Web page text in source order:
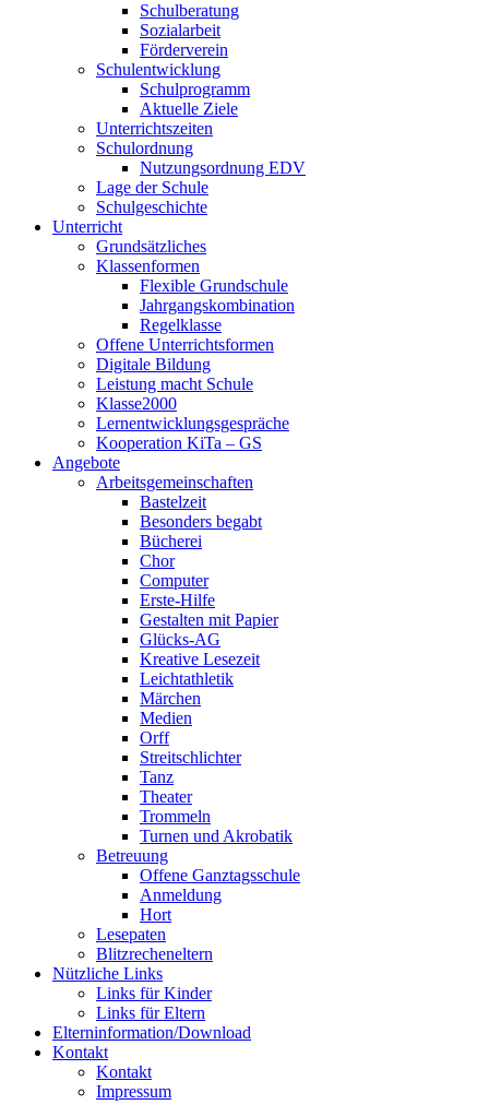
Schulberatung
Sozialarbeit
Förderverein
Schulentwicklung
Schulprogramm
Aktuelle Ziele
Unterrichtszeiten
Schulordnung
Nutzungsordnung EDV
Lage der Schule
Schulgeschichte
Unterricht
Grundsätzliches
Klassenformen
Flexible Grundschule
Jahrgangskombination
Regelklasse
Offene Unterrichtsformen
Digitale Bildung
Leistung macht Schule
Klasse2000
Lernentwicklungsgespräche
Kooperation KiTa – GS
Angebote
Arbeitsgemeinschaften
Bastelzeit
Besonders begabt
Bücherei
Chor
Computer
Erste-Hilfe
Gestalten mit Papier
Glücks-AG
Kreative Lesezeit
Leichtathletik
Märchen
Medien
Orff
Streitschlichter
Tanz
Theater
Trommeln
Turnen und Akrobatik
Betreuung
Offene Ganztagsschule
Anmeldung
Hort
Lesepaten
Blitzrecheneltern
Nützliche Links
Links für Kinder
Links für Eltern
Elterninformation/Download
Kontakt
Kontakt
Impressum